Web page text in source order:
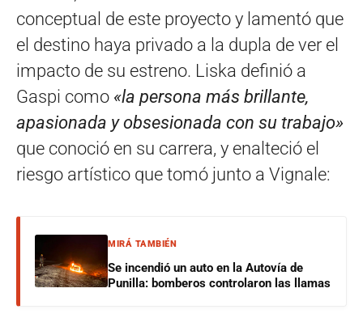
conceptual de este proyecto y lamentó que
el destino haya privado a la dupla de ver el
impacto de su estreno. Liska definió a
Gaspi como «la persona más brillante,
apasionada y obsesionada con su trabajo»
que conoció en su carrera, y enalteció el
riesgo artístico que tomó junto a Vignale:
MIRÁ TAMBIÉN
Se incendió un auto en la Autovía de
Punilla: bomberos controlaron las llamas